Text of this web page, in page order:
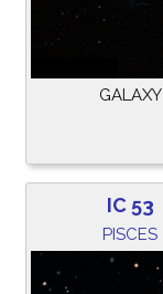
GALAXY
IC 53
PISCES